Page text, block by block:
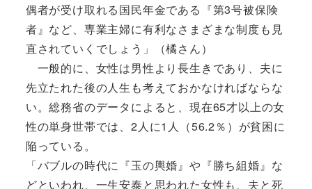
偶者が受け取れる国民年金である『第3号被保険
者』など、専業主婦に有利なさまざまな制度も見
直されていくでしょう」（橘さん）
一般的に、女性は男性より長生きであり、夫に
先立たれた後の人生も考えておかなければならな
い。総務省のデータによると、現在65才以上の女
性の単身世帯では、2人に1人（56.2％）が貧困に
陥っている。
「バブルの時代に『玉の輿婚』や『勝ち組婚』な
どといわれ、一生安泰と思われた女性も、夫と死